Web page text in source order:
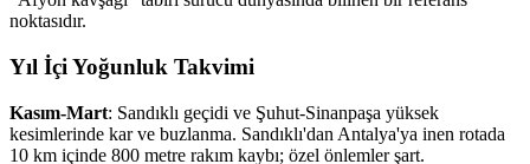
noktasıdır.
Yıl İçi Yoğunluk Takvimi
Kasım-Mart: Sandıklı geçidi ve Şuhut-Sinanpaşa yüksek
kesimlerinde kar ve buzlanma. Sandıklı'dan Antalya'ya inen rotada
10 km içinde 800 metre rakım kaybı; özel önlemler şart.